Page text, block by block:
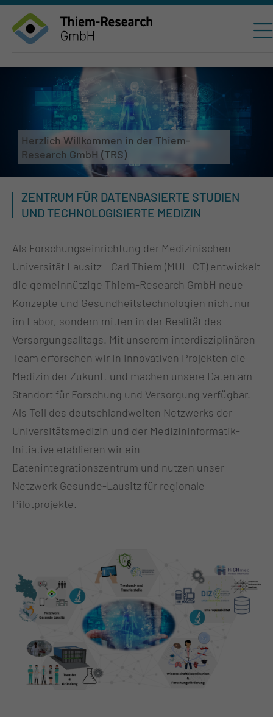
Herzlich Willkommen in der Thiem-
Research GmbH (TRS)
ZENTRUM FÜR DATENBASIERTE STUDIEN
UND TECHNOLOGISIERTE MEDIZIN
Als Forschungseinrichtung der Medizinischen
Universität Lausitz - Carl Thiem (MUL-CT) entwickelt
die gemeinnützige Thiem-Research GmbH neue
Konzepte und Gesundheitstechnologien nicht nur
im Labor, sondern mitten in der Realität des
Versorgungsalltags. Mit unserem interdisziplinären
Team erforschen wir in innovativen Projekten die
Medizin der Zukunft und machen unsere Daten am
Standort für Forschung und Versorgung verfügbar.
Als Teil des deutschlandweiten Netzwerks der
Universitätsmedizin und der Medizininformatik-
Initiative etablieren wir ein
Datenintegrationszentrum und nutzen unser
Netzwerk Gesunde-Lausitz für regionale
Pilotprojekte.